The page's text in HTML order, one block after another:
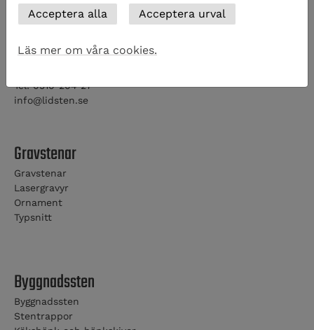
Kontaktinformation
Idrottsvägen 7
Tel: 0510-204 27
info@lidsten.se
Gravstenar
Gravstenar
Lasergravyr
Ornament
Typsnitt
Byggnadssten
Byggnadssten
Stentrappor
Läs mer om våra cookies.